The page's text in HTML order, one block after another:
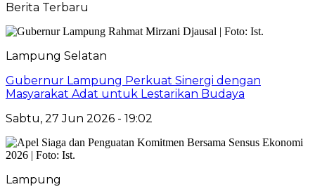
Berita Terbaru
Lampung Selatan
Gubernur Lampung Perkuat Sinergi dengan
Masyarakat Adat untuk Lestarikan Budaya
Sabtu, 27 Jun 2026 - 19:02
Lampung